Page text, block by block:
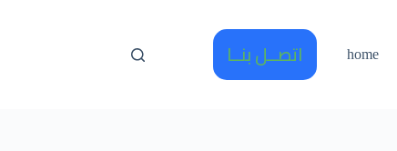
home اتصــل بنــا